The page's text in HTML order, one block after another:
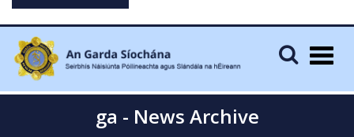
ga - News Archive